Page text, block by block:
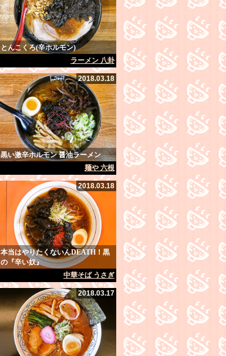
とんこくろ(辛ホルモン)
ラーメン 八卦
2018.03.18
黒い激辛ホルモン 醤油ラーメン
麺や 六根
2018.03.18
本当はやりたくないんDEATH！黒
の『辛い奴』
中華そば うさぎ
2018.03.17